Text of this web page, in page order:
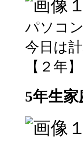
パソコ
今日は
【２年
5年生家